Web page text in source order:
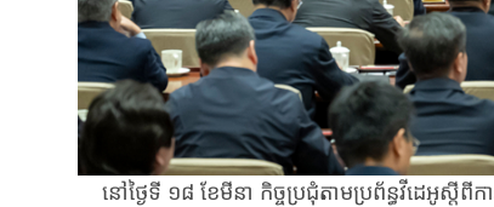
នៅថ្ងៃទី ​១៨ ​ខែមីនា ​កិច្ចប្រជុំតាមប្រព័ន្ធវីដេអូ​ស្